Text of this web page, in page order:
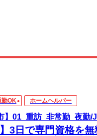
勤OK ホームヘルパー
】01_重訪_非常勤_夜勤/
3日で専門資格を